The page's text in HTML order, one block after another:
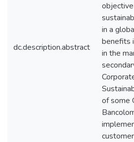
dc.description.abstract
in a
benefits
in the
of some